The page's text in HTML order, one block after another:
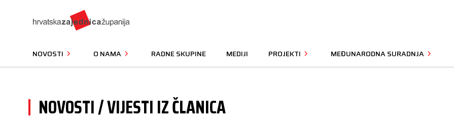
NOVOSTI O NAMA RADNE SKUPINE MEDIJI PROJEKTI MEĐUNARODNA SURADNJA
NOVOSTI / VIJESTI IZ ČLANICA